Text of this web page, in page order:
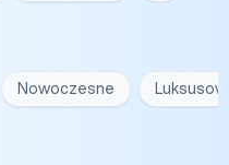
Nowoczesne